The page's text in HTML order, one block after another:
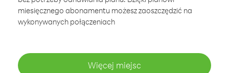
miesięcznego abonamentu możesz zaoszczędzić na
wykonywanych połączeniach
Więcej miejsc